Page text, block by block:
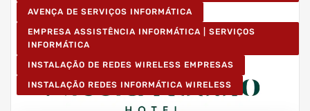
AVENÇA DE SERVIÇOS INFORMÁTICA
EMPRESA ASSISTÊNCIA INFORMÁTICA | SERVIÇOS
INFORMÁTICA
INSTALAÇÃO DE REDES WIRELESS EMPRESAS
INSTALAÇÃO REDES INFORMÁTICA WIRELESS